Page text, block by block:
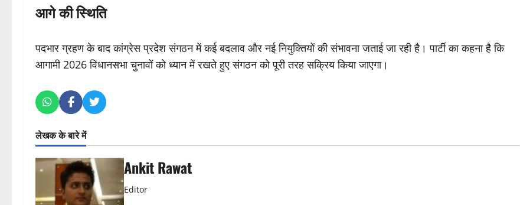
आगे की स्थिति
पदभार ग्रहण के बाद कांग्रेस प्रदेश संगठन में कई बदलाव और नई नियुक्तियों की संभावना जताई जा रही है। पार्टी का कहना है कि
आगामी 2026 विधानसभा चुनावों को ध्यान में रखते हुए संगठन को पूरी तरह सक्रिय किया जाएगा।
लेखक के बारे में
Ankit Rawat
Editor